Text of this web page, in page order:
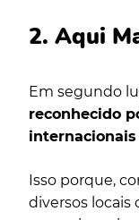
2. Aqui
Em segundo
reconhecido
internacionais
Isso porque,
diversos locais